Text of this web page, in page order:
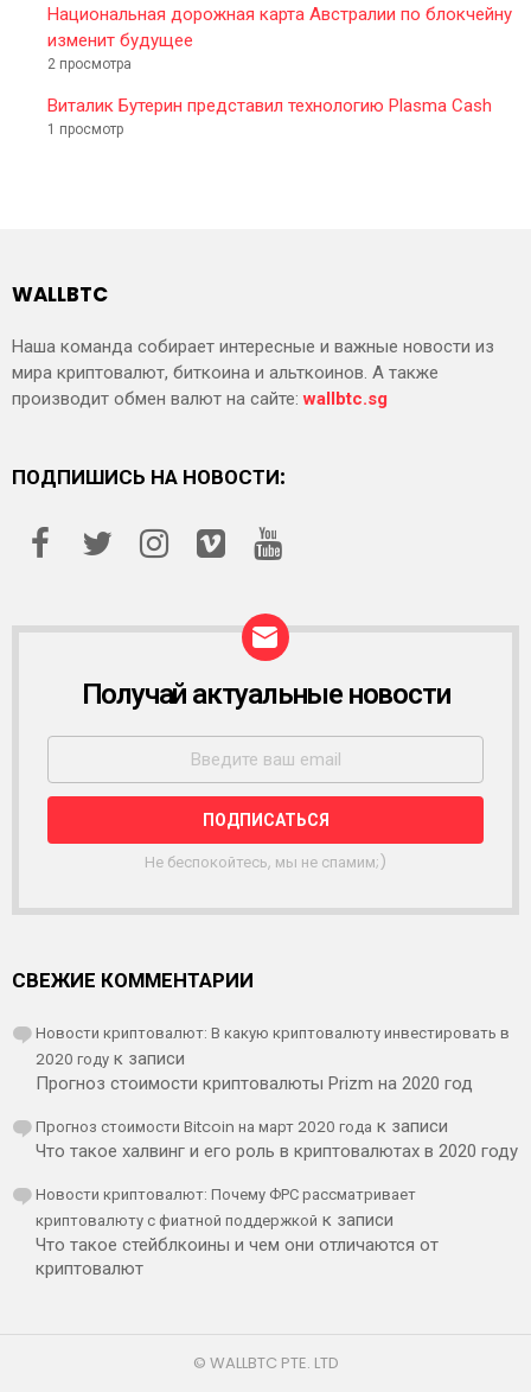
Национальная дорожная карта Австралии по блокчейну
изменит будущее
2 просмотра
Виталик Бутерин представил технологию Plasma Cash
1 просмотр
WALLBTC
Наша команда собирает интересные и важные новости из
мира криптовалют, биткоина и альткоинов. А также
производит обмен валют на сайте:wallbtc.sg
ПОДПИШИСЬ НА НОВОСТИ:
С
Ы
Л
К
Получай актуальные новости
Не беспокойтесь, мы не спамим;)
СВЕЖИЕ КОММЕНТАРИИ
Новости криптовалют: В какую криптовалюту инвестировать в
2020 году к записи
Прогноз стоимости криптовалюты Prizm на 2020 год
Прогноз стоимости Bitcoin на март 2020 года к записи
Что такое халвинг и его роль в криптовалютах в 2020 году
Новости криптовалют: Почему ФРС рассматривает
криптовалюту с фиатной поддержкой к записи
Что такое стейблкоины и чем они отличаются от
криптовалют
© WALLBTC PTE. LTD